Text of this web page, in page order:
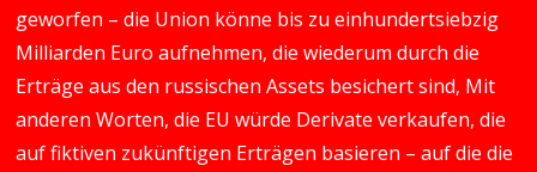
geworfen – die Union könne bis zu einhundertsiebzig
Milliarden Euro aufnehmen, die wiederum durch die
Erträge aus den russischen Assets besichert sind, Mit
anderen Worten, die EU würde Derivate verkaufen, die
auf fiktiven zukünftigen Erträgen basieren – auf die die